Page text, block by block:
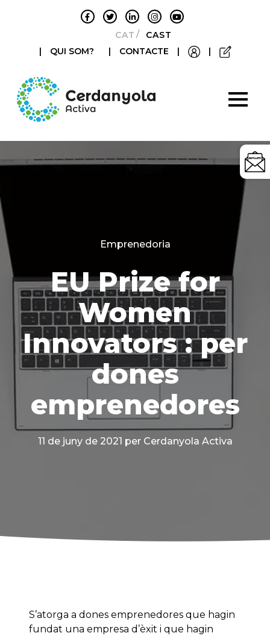
CATALÀCASTELLANO
|
QUI SOM? | CONTACTE | |
Categories
Emprenedoria
EU Prize for
Women
Innovators : per
dones
emprenedores
11 de juny de 2021 per Cerdanyola Activa
S’atorga a dones emprenedores que hagin
fundat una empresa d’èxit i que hagin